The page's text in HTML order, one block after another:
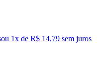
ou 1x de R$ 14,79 sem juros